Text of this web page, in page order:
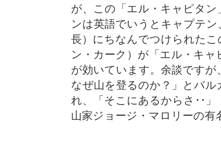
が、この「エル・キャピタ
ンは英語でいうとキャプテ
長）にちなんでつけられた
ン・カーク）が「エル・キ
が効いています。余談です
なぜ山を登るのか？」とバ
れ、「そこにあるからさ･･」
山家ジョージ・マロリーの